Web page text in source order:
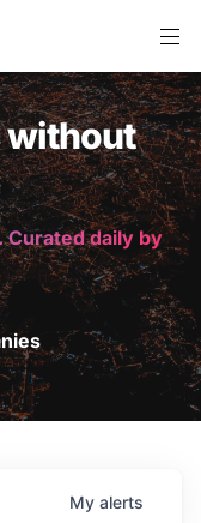
without
Curated daily by
My alerts